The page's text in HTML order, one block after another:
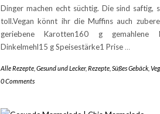
Dinger machen echt süchtig. Die sind saftig,
toll.Vegan könnt ihr die Muffins auch
geriebene Karotten160 g gemahlene
Dinkelmehl15 g Speisestärke1 Prise …
Alle Rezepte Gesund und Lecker, Rezepte Süßes Gebäck
0 Comments